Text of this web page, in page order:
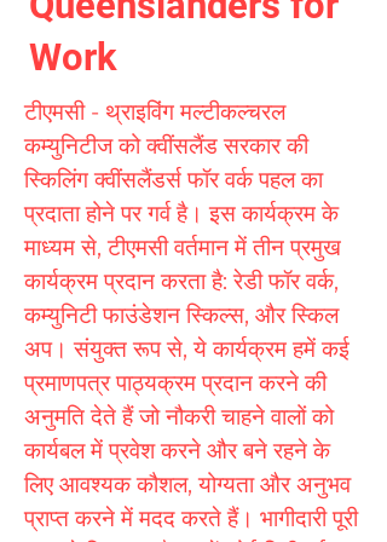
Work
टीएमसी - थ्राइविंग मल्टीकल्चरल
कम्युनिटीज को क्वींसलैंड सरकार की
स्किलिंग क्वींसलैंडर्स फॉर वर्क पहल का
प्रदाता होने पर गर्व है। इस कार्यक्रम के
माध्यम से, टीएमसी वर्तमान में तीन प्रमुख
कार्यक्रम प्रदान करता है: रेडी फॉर वर्क,
कम्युनिटी फाउंडेशन स्किल्स, और स्किल
अप। संयुक्त रूप से, ये कार्यक्रम हमें कई
प्रमाणपत्र पाठ्यक्रम प्रदान करने की
अनुमति देते हैं जो नौकरी चाहने वालों को
कार्यबल में प्रवेश करने और बने रहने के
लिए आवश्यक कौशल, योग्यता और अनुभव
प्राप्त करने में मदद करते हैं। भागीदारी पूरी